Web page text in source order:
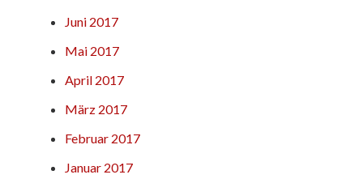
Juni 2017
Mai 2017
April 2017
März 2017
Februar 2017
Januar 2017